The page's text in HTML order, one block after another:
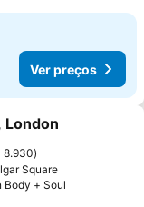
Ver preços
favoritos
London
8.930
Square
Body + Soul